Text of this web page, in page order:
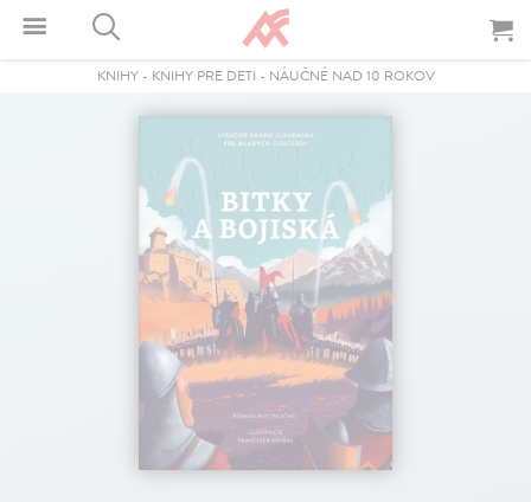
KNIHY- KNIHY PRE DETI - NÁUČNÉ NAD 10 ROKOV